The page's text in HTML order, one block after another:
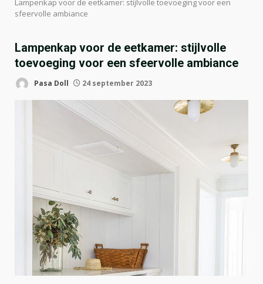
Lampenkap voor de eetkamer: stijlvolle toevoeging voor een
sfeervolle ambiance
Lampenkap voor de eetkamer: stijlvolle
toevoeging voor een sfeervolle ambiance
Pasa Doll 24 september 2023